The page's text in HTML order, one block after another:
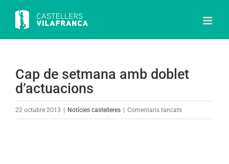
content
Cap de setmana amb doblet
d’actuacions
22 octubre 2013 Notícies castelleres Comentaris tancatsa